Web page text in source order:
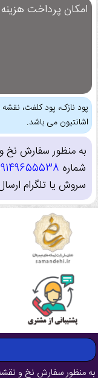
امکان پرداخت
پود نازک، پود کلفت،
اشانتیون می باشد.
به منظور سفارش نخ
شماره
سروش یا تلگرام
به منظور سفارش نخ و